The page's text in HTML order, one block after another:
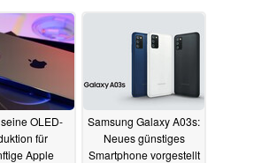
OLED-
für
Apple
Samsung Galaxy A03s:
Neues günstiges
Smartphone vorgestellt